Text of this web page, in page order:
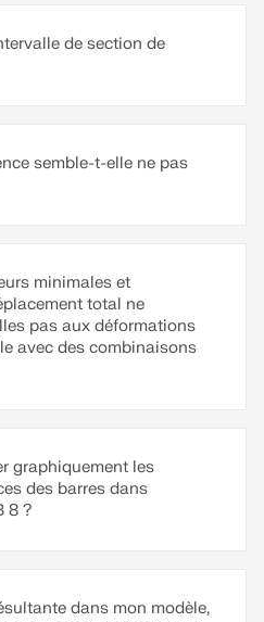
enregistrées séparément
d'impression peuvent être
langues : allemand,
être définies par
peuvent être importés
Par exemple, il est possible
efforts internes en vue
de section de
semble-t-elle ne pas
minimales et
total ne
pas aux déformations
avec des combinaisons
graphiquement les
des barres dans
8 ?
dans mon modèle,